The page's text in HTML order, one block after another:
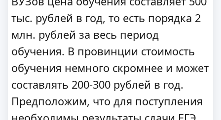
тыс. рублей в год, то есть порядка 2
млн. рублей за весь период
обучения. В провинции стоимость
обучения немного скромнее и может
составлять 200-300 рублей в год.
Предположим, что для поступления